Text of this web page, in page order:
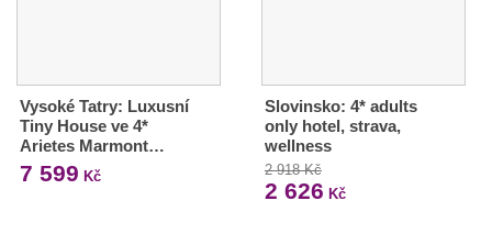
Vysoké Tatry: Luxusní
Tiny House ve 4*
Arietes Marmont…
7 599 Kč
Slovinsko: 4* adults
only hotel, strava,
wellness
2 918 Kč
2 626 Kč